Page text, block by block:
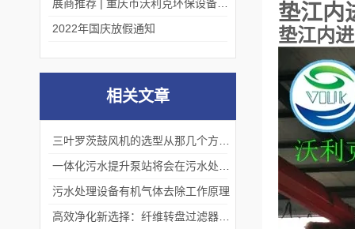
垫江内
垫江内
2022年国庆放假通知
相关文章
污水处理设备有机气体去除工作原理